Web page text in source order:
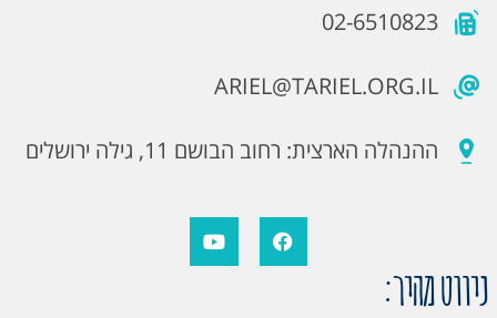
02-6510823
ARIEL@TARIEL.ORG.IL
ההנהלה הארצית: רחוב הבושם 11, גילה ירושלים
ניווט מהיר: